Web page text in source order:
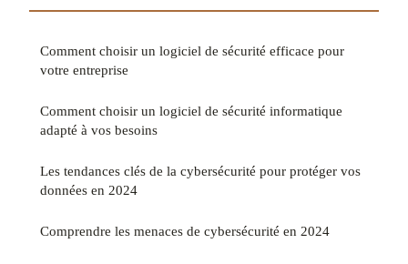
Comment choisir un logiciel de sécurité efficace pour
votre entreprise
Comment choisir un logiciel de sécurité informatique
adapté à vos besoins
Les tendances clés de la cybersécurité pour protéger vos
données en 2024
Comprendre les menaces de cybersécurité en 2024